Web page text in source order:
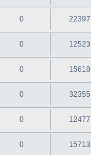
0 22397
0 12523
0 15618
0 32355
0 12477
0 15713